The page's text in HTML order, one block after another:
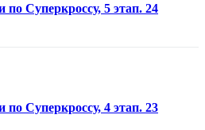
Суперкроссу, 5 этап. 24
Суперкроссу, 4 этап. 23